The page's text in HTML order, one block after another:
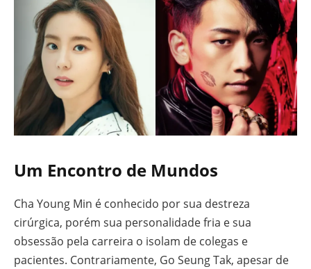
Um Encontro de Mundos
Cha Young Min é conhecido por sua destreza
cirúrgica, porém sua personalidade fria e sua
obsessão pela carreira o isolam de colegas e
pacientes. Contrariamente, Go Seung Tak, apesar de